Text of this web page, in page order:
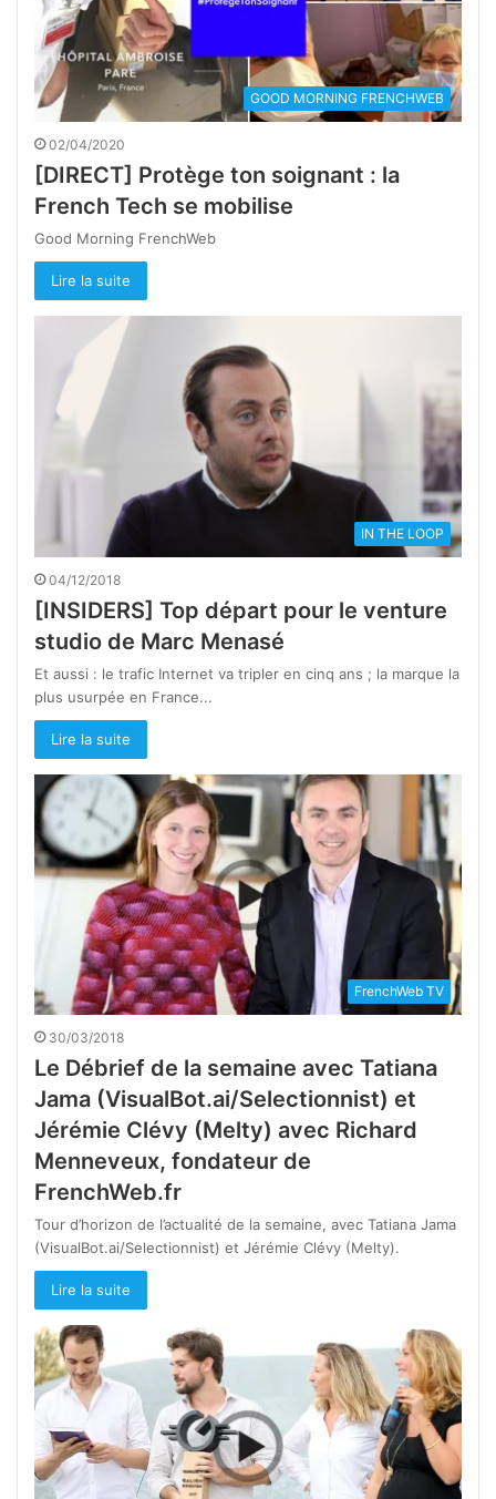
GOOD MORNING FRENCHWEB
02/04/2020
[DIRECT] Protège ton soignant : la
French Tech se mobilise
Good Morning FrenchWeb
Lire la suite
IN THE LOOP
04/12/2018
[INSIDERS] Top départ pour le venture
studio de Marc Menasé
Et aussi : le trafic Internet va tripler en cinq ans ; la marque la
plus usurpée en France...
Lire la suite
FrenchWeb TV
30/03/2018
Le Débrief de la semaine avec Tatiana
Jama (VisualBot.ai/Selectionnist) et
Jérémie Clévy (Melty) avec Richard
Menneveux, fondateur de
FrenchWeb.fr
Tour d’horizon de l’actualité de la semaine, avec Tatiana Jama
(VisualBot.ai/Selectionnist) et Jérémie Clévy (Melty).
Lire la suite